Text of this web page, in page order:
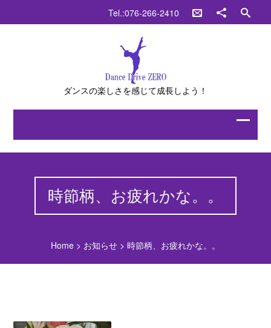
Tel.:076-266-2410
ダンスの楽しさを感じて成長しよう！
時節柄、お疲れかな。。
Home> お知らせ> 時節柄、お疲れかな。。